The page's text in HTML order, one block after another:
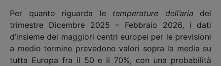
Per quanto riguarda le temperature dell’aria del
trimestre Dicembre 2025 – Febbraio 2026, i dati
d’insieme dei maggiori centri europei per le previsioni
a medio termine prevedono valori sopra la media su
tutta Europa fra il 50 e il 70%, con una probabilità